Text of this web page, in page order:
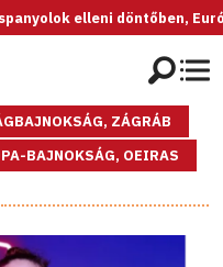
elleni döntőben, Európa-
ZÁGRÁB
BAJNOKSÁG, OEIRAS